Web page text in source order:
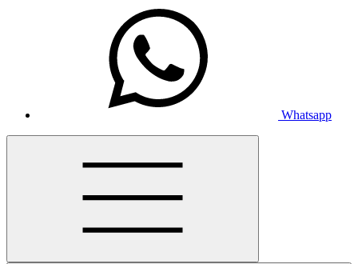
Whatsapp